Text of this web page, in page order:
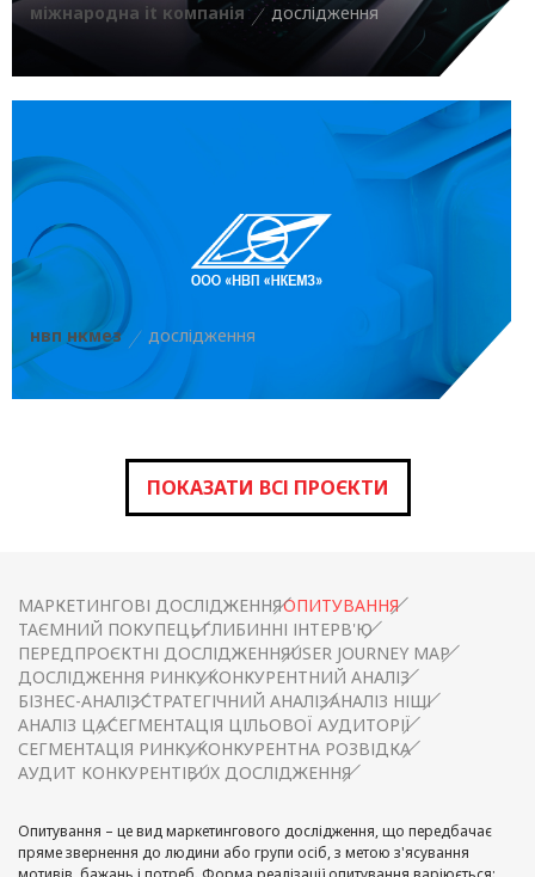
міжнародна it компанія дослідження
нвп нкмез дослідження
ПОКАЗАТИ ВСІ ПРОЄКТИ
МАРКЕТИНГОВІ ДОСЛІДЖЕННЯОПИТУВАННЯ
ТАЄМНИЙ ПОКУПЕЦЬГЛИБИННІ ІНТЕРВ'Ю
ПЕРЕДПРОЄКТНІ ДОСЛІДЖЕННЯUSER JOURNEY MAP
ДОСЛІДЖЕННЯ РИНКУКОНКУРЕНТНИЙ АНАЛІЗ
БІЗНЕС-АНАЛІЗСТРАТЕГІЧНИЙ АНАЛІЗАНАЛІЗ НІШІ
АНАЛІЗ ЦАСЕГМЕНТАЦІЯ ЦІЛЬОВОЇ АУДИТОРІЇ
СЕГМЕНТАЦІЯ РИНКУКОНКУРЕНТНА РОЗВІДКА
АУДИТ КОНКУРЕНТІВUX ДОСЛІДЖЕННЯ
Опитування – це вид маркетингового дослідження, що передбачає
пряме звернення до людини або групи осіб, з метою з'ясування